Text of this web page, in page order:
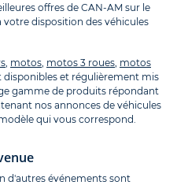
offres de CAN-AM sur le
disposition des véhicules
motos motos 3 roues motos
disponibles et régulièrement mis
gamme de produits répondant
nos annonces de véhicules
qui vous correspond.
d'autres événements sont